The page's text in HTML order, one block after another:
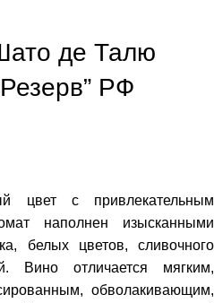
де Талю
РФ
цвет с привлекательным
наполнен изысканными
белых цветов, сливочного
Вино отличается мягким,
обволакивающим,